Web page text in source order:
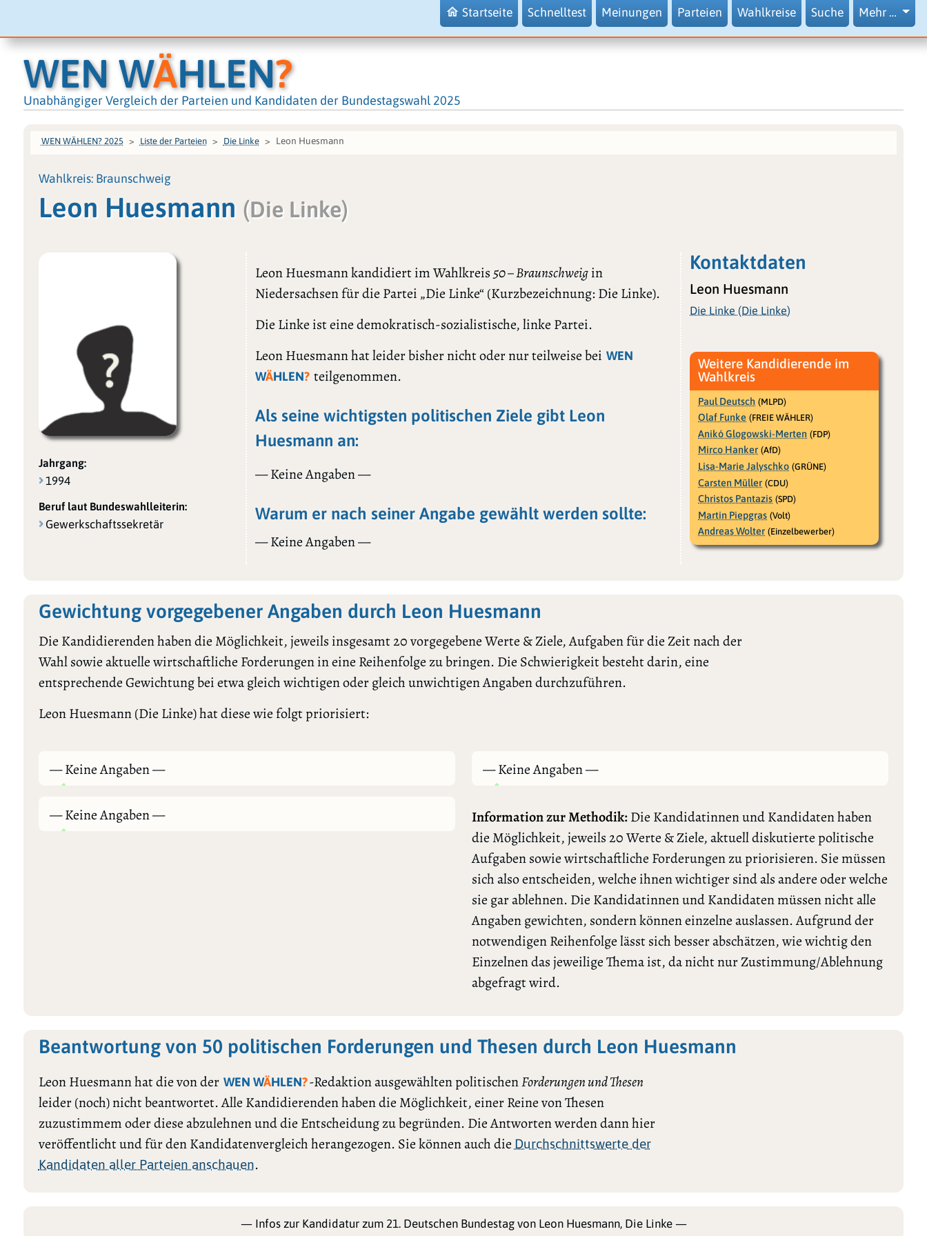
Startseite Schnelltest Meinungen Parteien Wahlkreise Suche Mehr …
WEN WÄHLEN?
Unabhängiger Vergleich der Parteien und Kandidaten der Bundestagswahl 2025
WEN WÄHLEN? 2025 Liste der Parteien Die Linke Leon Huesmann
Wahlkreis: Braunschweig
Leon Huesmann (Die Linke)
Jahrgang:
1994
Beruf laut Bundeswahlleiterin:
Gewerkschaftssekretär
Leon Huesmann kandidiert im Wahlkreis50 – Braunschweigin
Niedersachsen für die Partei „Die Linke“ (Kurzbezeichnung: Die Linke).
Die Linke ist eine demokratisch-sozialistische, linke Partei.
Leon Huesmann hat leider bisher nicht oder nur teilweise bei WEN
WÄHLEN? teilgenommen.
Als seine wichtigsten politischen Ziele gibt Leon
Huesmann an:
— Keine Angaben —
Warum er nach seiner Angabe gewählt werden sollte:
— Keine Angaben —
Kontaktdaten
Leon Huesmann
Die Linke (Die Linke)
Weitere Kandidierende im
Wahlkreis
Paul Deutsch (MLPD)
Olaf Funke (FREIE WÄHLER)
Anikó Glogowski-Merten (FDP)
Mirco Hanker (AfD)
Lisa-Marie Jalyschko (GRÜNE)
Carsten Müller (CDU)
Christos Pantazis (SPD)
Martin Piepgras (Volt)
Andreas Wolter (Einzelbewerber)
Gewichtung vorgegebener Angaben durch Leon Huesmann
Die Kandidierenden haben die Möglichkeit, jeweils insgesamt 20 vorgegebene Werte & Ziele, Aufgaben für die Zeit nach der
Wahl sowie aktuelle wirtschaftliche Forderungen in eine Reihenfolge zu bringen. Die Schwierigkeit besteht darin, eine
entsprechende Gewichtung bei etwa gleich wichtigen oder gleich unwichtigen Angaben durchzuführen.
Leon Huesmann (Die Linke) hat diese wie folgt priorisiert:
— Keine Angaben — — Keine Angaben —
— Keine Angaben — Information zur Methodik:Die Kandidatinnen und Kandidaten haben
die Möglichkeit, jeweils 20 Werte & Ziele, aktuell diskutierte politische
Aufgaben sowie wirtschaftliche Forderungen zu priorisieren. Sie müssen
sich also entscheiden, welche ihnen wichtiger sind als andere oder welche
sie gar ablehnen. Die Kandidatinnen und Kandidaten müssen nicht alle
Angaben gewichten, sondern können einzelne auslassen. Aufgrund der
notwendigen Reihenfolge lässt sich besser abschätzen, wie wichtig den
Einzelnen das jeweilige Thema ist, da nicht nur Zustimmung/Ablehnung
abgefragt wird.
Beantwortung von 50 politischen Forderungen und Thesen durch Leon Huesmann
Leon Huesmann hat die von der WEN WÄHLEN?-Redaktion ausgewählten politischenForderungen und Thesen
leider (noch) nicht beantwortet. Alle Kandidierenden haben die Möglichkeit, einer Reine von Thesen
zuzustimmem oder diese abzulehnen und die Entscheidung zu begründen. Die Antworten werden dann hier
veröffentlicht und für den Kandidatenvergleich herangezogen. Sie können auch dieDurchschnittswerte der
Kandidaten aller Parteien anschauen.
— Infos zur Kandidatur zum 21. Deutschen Bundestag von Leon Huesmann, Die Linke —